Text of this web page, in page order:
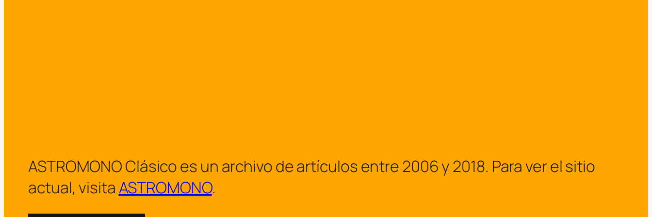
ASTROMONO Clásico es un archivo de artículos entre 2006 y 2018. Para ver el sitio
actual, visitaASTROMONO.